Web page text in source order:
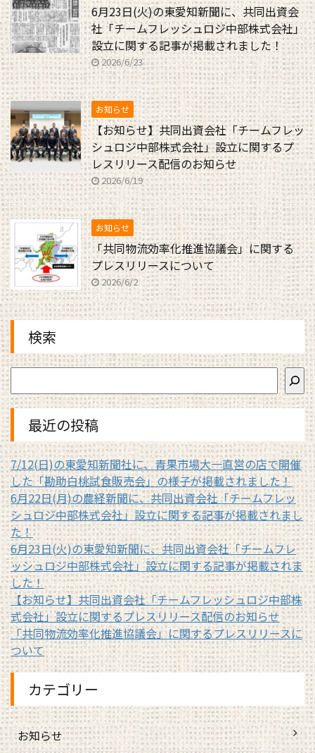
6月23日(火)の東愛知新聞に、共同出資会
社「チームフレッシュロジ中部株式会社」
設立に関する記事が掲載されました！
2026/6/23
お知らせ
【お知らせ】共同出資会社「チームフレッ
シュロジ中部株式会社」設立に関するプ
レスリリース配信のお知らせ
2026/6/19
お知らせ
「共同物流効率化推進協議会」に関する
プレスリリースについて
2026/6/2
検索
最近の投稿
7/12(日)の東愛知新聞社に、青果市場大一直営の店で開催
した「勘助白桃試食販売会」の様子が掲載されました！
6月22日(月)の農経新聞に、共同出資会社「チームフレッ
シュロジ中部株式会社」設立に関する記事が掲載されまし
た！
6月23日(火)の東愛知新聞に、共同出資会社「チームフレ
ッシュロジ中部株式会社」設立に関する記事が掲載されま
した！
【お知らせ】共同出資会社「チームフレッシュロジ中部株
式会社」設立に関するプレスリリース配信のお知らせ
「共同物流効率化推進協議会」に関するプレスリリースに
ついて
カテゴリー
お知らせ